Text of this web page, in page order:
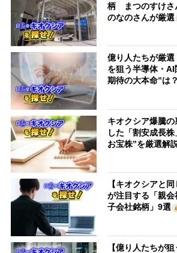
柄 まつのすけさ
のなのさんが厳選
億り人たちが厳選
を狙う半導体・
期待の大本命”は？
キオクシア爆騰
した「割安成長
お宝株”を厳選解
【キオクシアと
が注目する「親
子会社銘柄」9選
【億り人たちが